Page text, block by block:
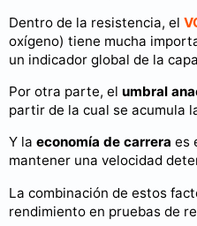
Dentro de la resistencia, el
oxígeno) tiene mucha
un indicador global de la
Por otra parte, el umbral
partir de la cual se acumula
Y la economía de carrera es
mantener una velocidad
La combinación de estos
rendimiento en pruebas de